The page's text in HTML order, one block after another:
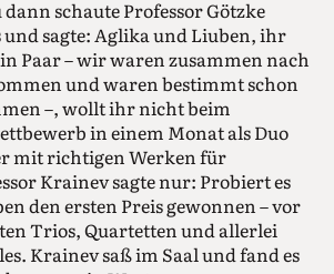
dann schaute Professor Götzke
sagte: Aglika und Liuben, ihr
Paar – wir waren zusammen nach
und waren bestimmt schon
–, wollt ihr nicht beim
in einem Monat als Duo
mit richtigen Werken für
Krainev sagte nur: Probiert es
den ersten Preis gewonnen – vor
Trios, Quartetten und allerlei
Krainev saß im Saal und fand es